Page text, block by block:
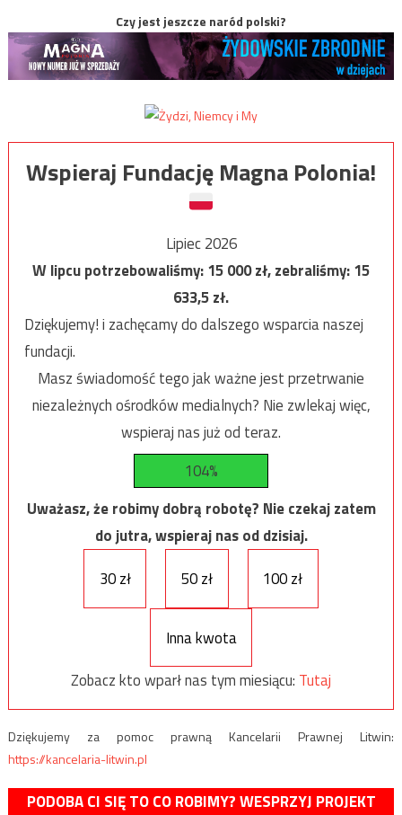
Czy jest jeszcze naród polski?
Wspieraj Fundację Magna Polonia!
Lipiec 2026
W lipcu potrzebowaliśmy:15 000zł, zebraliśmy:15
633,5zł.
Dziękujemy! i zachęcamy do dalszego wsparcia naszej
fundacji.
Masz świadomość tego jak ważne jest przetrwanie
niezależnych ośrodków medialnych? Nie zwlekaj więc,
wspieraj nas już od teraz.
104%
Uważasz, że robimy dobrą robotę? Nie czekaj zatem
do jutra, wspieraj nas od dzisiaj.
30 zł
50 zł 100 zł
Inna kwota
Zobacz kto wparł nas tym miesiącu: Tutaj
Dziękujemy za pomoc prawną Kancelarii Prawnej Litwin:
https://kancelaria-litwin.pl
PODOBA CI SIĘ TO CO ROBIMY? WESPRZYJ PROJEKT